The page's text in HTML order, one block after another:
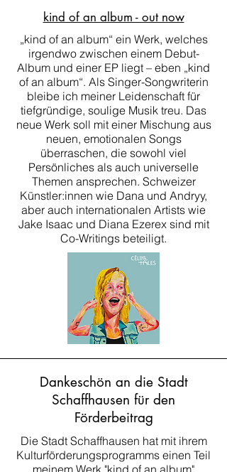
kind of an album - out now
„kind of an album“ ein Werk, welches
irgendwo zwischen einem Debut-
Album und einer EP liegt – eben „kind
of an album“. Als Singer-Songwriterin
bleibe ich meiner Leidenschaft für
tiefgründige, soulige Musik treu. Das
neue Werk soll mit einer Mischung aus
neuen, emotionalen Songs
überraschen, die sowohl viel
Persönliches als auch universelle
Themen ansprechen. Schweizer
Künstler:innen wie Dana und Andryy,
aber auch internationalen Artists wie
Jake Isaac und Diana Ezerex sind mit
Co-Writings beteiligt.
Dankeschön an die Stadt
Schaffhausen für den
Förderbeitrag
Die Stadt Schaffhausen hat mit ihrem
Kulturförderungsprogramms einen Teil
meinem Werk "kind of an album"